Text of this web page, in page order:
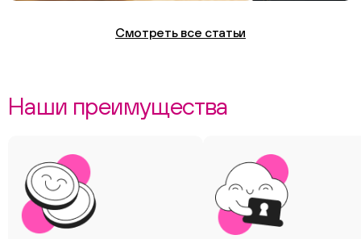
Смотреть все статьи
Наши преимущества